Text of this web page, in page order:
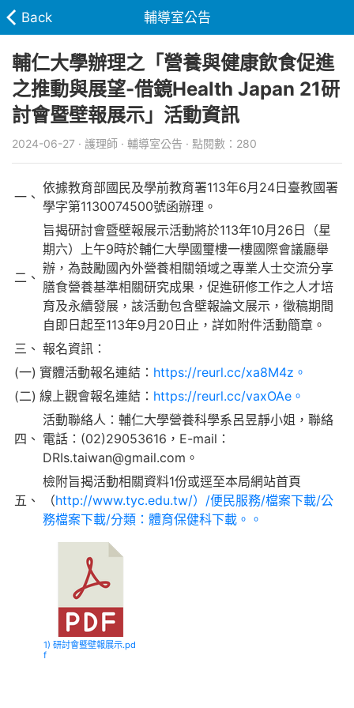
Back 輔導室公告
輔仁大學辦理之「營養與健康飲食促進
之推動與展望-借鏡Health Japan 21研
討會暨壁報展示」活動資訊
2024-06-27 · 護理師 · 輔導室公告 · 點閱數：280
一、
依據教育部國民及學前教育署113年6月24日臺教國署
學字第1130074500號函辦理。
二、
旨揭研討會暨壁報展示活動將於113年10月26日（星
期六）上午9時於輔仁大學國璽樓一樓國際會議廳舉
辦，為鼓勵國內外營養相關領域之專業人士交流分享
膳食營養基準相關研究成果，促進研修工作之人才培
育及永續發展，該活動包含壁報論文展示，徵稿期間
自即日起至113年9月20日止，詳如附件活動簡章。
三、 報名資訊：
(一) 實體活動報名連結： https://reurl.cc/xa8M4z。
(二) 線上觀會報名連結： https://reurl.cc/vaxOAe。
四、
活動聯絡人：輔仁大學營養科學系呂昱靜小姐，聯絡
電話：(02)29053616，E-mail：
DRIs.taiwan@gmail.com。
五、
檢附旨揭活動相關資料1份或逕至本局網站首頁
（http://www.tyc.edu.tw/）/便民服務/檔案下載/公
務檔案下載/分類：體育保健科下載。。
1) 研討會暨壁報展示.pd
f